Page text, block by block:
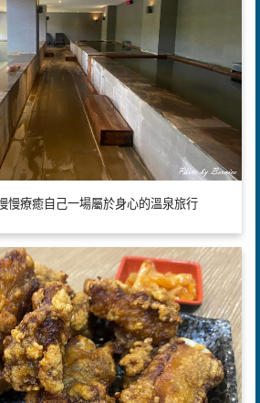
慢療癒自己一場屬於身心的溫泉旅行